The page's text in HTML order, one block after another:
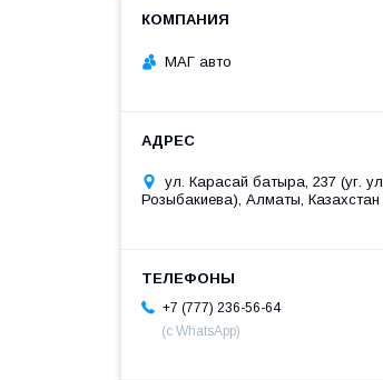
МАГ авто
ул. Карасай батыра, 237 (уг. ул.
Розыбакиева), Алматы, Казахстан
+7 (777) 236-56-64
(с WhatsApp)